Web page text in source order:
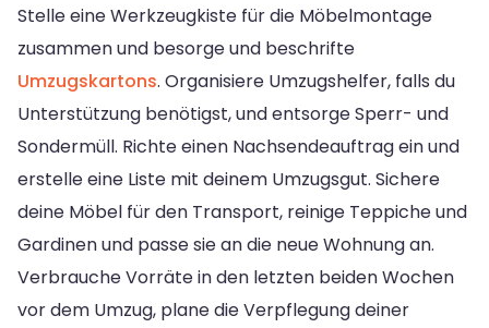
Stelle eine Werkzeugkiste für die Möbelmontage
zusammen und besorge und beschrifte
Umzugskartons. Organisiere Umzugshelfer, falls du
Unterstützung benötigst, und entsorge Sperr- und
Sondermüll. Richte einen Nachsendeauftrag ein und
erstelle eine Liste mit deinem Umzugsgut. Sichere
deine Möbel für den Transport, reinige Teppiche und
Gardinen und passe sie an die neue Wohnung an.
Verbrauche Vorräte in den letzten beiden Wochen
vor dem Umzug, plane die Verpflegung deiner